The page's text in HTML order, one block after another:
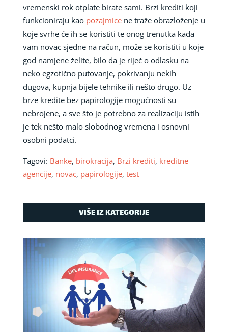
vremenski rok otplate birate sami. Brzi krediti koji
funkcioniraju kao pozajmicene traže obrazloženje u
koje svrhe će ih se koristiti te onog trenutka kada
vam novac sjedne na račun, može se koristiti u koje
god namjene želite, bilo da je riječ o odlasku na
neko egzotično putovanje, pokrivanju nekih
dugova, kupnja bijele tehnike ili nešto drugo. Uz
brze kredite bez papirologije mogućnosti su
nebrojene, a sve što je potrebno za realizaciju istih
je tek nešto malo slobodnog vremena i osnovni
osobni podatci.
Tagovi: Banke, birokracija, Brzi krediti, kreditne
agencije, novac, papirologije, test
VIŠE IZ KATEGORIJE